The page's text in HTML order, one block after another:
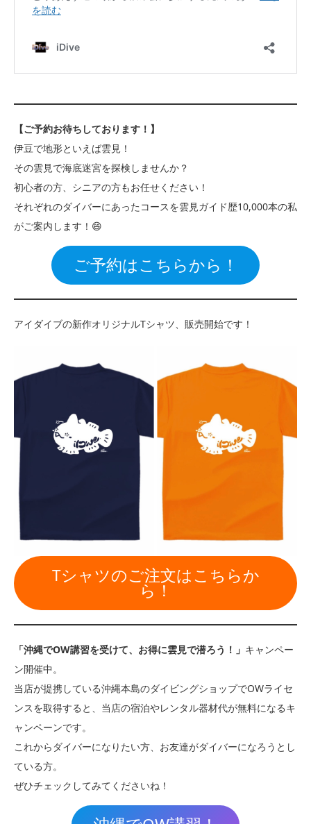
【ご予約お待ちしております！】
伊豆で地形といえば雲見！
その雲見で海底迷宮を探検しませんか？
初心者の方、シニアの方もお任せください！
それぞれのダイバーにあったコースを雲見ガイド歴10,000本の私
がご案内します！😄
ご予約はこちらから！
アイダイブの新作オリジナルTシャツ、販売開始です！
Tシャツのご注文はこちらか
ら！
「沖縄でOW講習を受けて、お得に雲見で潜ろう！」 キャンペー
ン開催中。
当店が提携している沖縄本島のダイビングショップでOWライセ
ンスを取得すると、当店の宿泊やレンタル器材代が無料になるキ
ャンペーンです。
これからダイバーになりたい方、お友達がダイバーになろうとし
ている方。
ぜひチェックしてみてくださいね！